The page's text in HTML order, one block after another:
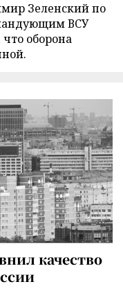
Зеленский по
ВСУ
оборона
качество